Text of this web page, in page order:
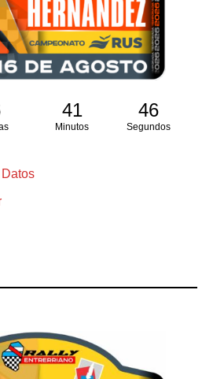
41
Minutos
46
Segundos
Datos